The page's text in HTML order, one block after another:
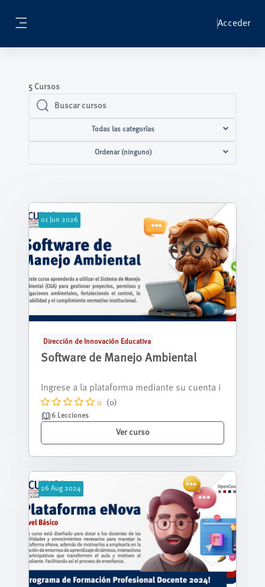
Acceder
5 Cursos
Buscar cursos
Buscar cursos
Todas las categorías
Ordenar (ninguno)
01 Jun 2026
Dirección de Innovación Educativa
Software de Manejo Ambiental
biental. En este espacio conocerás el f...
0 (0)
6 Lecciones
Ver curso
26 Aug 2024